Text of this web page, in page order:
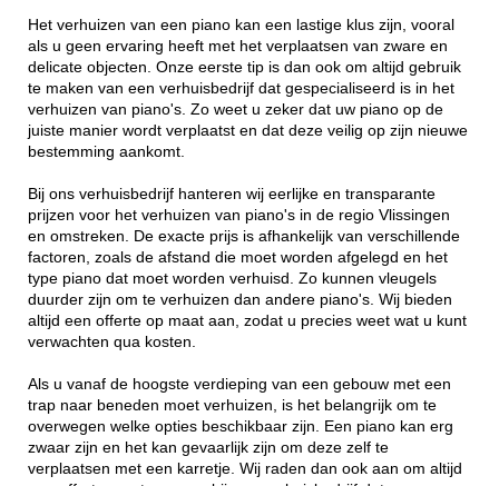
Het verhuizen van een piano kan een lastige klus zijn, vooral
als u geen ervaring heeft met het verplaatsen van zware en
delicate objecten. Onze eerste tip is dan ook om altijd gebruik
te maken van een verhuisbedrijf dat gespecialiseerd is in het
verhuizen van piano's. Zo weet u zeker dat uw piano op de
juiste manier wordt verplaatst en dat deze veilig op zijn nieuwe
bestemming aankomt.
Bij ons verhuisbedrijf hanteren wij eerlijke en transparante
prijzen voor het verhuizen van piano's in de regio Vlissingen
en omstreken. De exacte prijs is afhankelijk van verschillende
factoren, zoals de afstand die moet worden afgelegd en het
type piano dat moet worden verhuisd. Zo kunnen vleugels
duurder zijn om te verhuizen dan andere piano's. Wij bieden
altijd een offerte op maat aan, zodat u precies weet wat u kunt
verwachten qua kosten.
Als u vanaf de hoogste verdieping van een gebouw met een
trap naar beneden moet verhuizen, is het belangrijk om te
overwegen welke opties beschikbaar zijn. Een piano kan erg
zwaar zijn en het kan gevaarlijk zijn om deze zelf te
verplaatsen met een karretje. Wij raden dan ook aan om altijd